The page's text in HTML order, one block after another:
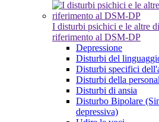
I disturbi psichici e le altre
riferimento al DSM-DP
Depressione
Disturbi del
Disturbi specifici
Disturbi della
Disturbi di ansia
Disturbo Bipolare
depressiva)